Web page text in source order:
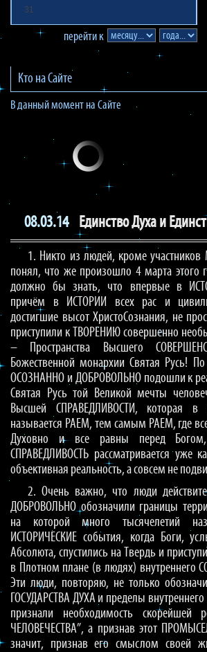
31
перейти к
Кто на Сайте
В данный момент на Сайте
08.03.14 Единство Духа и
1. Никто из людей, кроме
понял, что же произошло 4 марта этого
должно бы знать, что впервые в
причём в ИСТОРИИ всех рас и
достигшие высот ХристоСознания, не
приступили к ТВОРЕНИЮ совершенно
– Пространства Высшего
Божественной монархии Святая Русь!
ОСОЗНАННО и ДОБРОВОЛЬНО подошли к
Святая Русь той Великой мечты
Высшей СПРАВЕДЛИВОСТИ, которая в
называется РАЕМ, тем самым РАЕМ, где
Духовно и все равны перед
СПРАВЕДЛИВОСТЬ рассматривается уже
объективная реальность, а совсем не
2. Очень важно, что люди
ДОБРОВОЛЬНО обозначили границы
на которой много тысячелетий
ИСТОРИЧЕСКИЕ события, когда Боги,
Абсолюта, спустились на Твердь и
в Плотном плане (в людях) внутреннего
Эти люди, повторяю, не только
ГОСУДАРСТВА ДУХА и пределы
признали необходимость скорейшей
ЧЕЛОВЕЧЕСТВА”, а признав этот
значит, признав его смыслом своей